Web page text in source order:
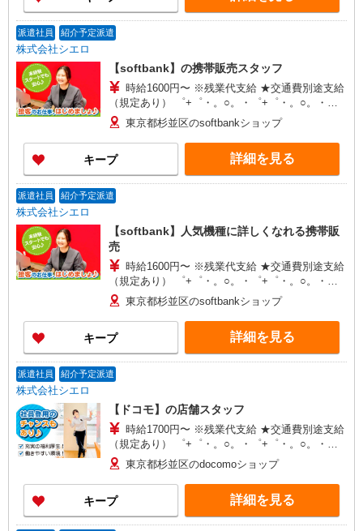
派遣社員 紹介予定派遣
株式会社シエロ
【softbank】の携帯販売スタッフ
時給1600円〜 ※残業代支給 ★交通費別途支給
（規定あり） ゜+゜・。○。・゜+゜・。○。・゜
+゜ 入社祝い金10万円支給(規定有) お友達を紹介
頂くと, インセンティブ支給(規定有) ★月2回払
い・週払い可能（規程有）★ ゜・。○。・゜
+゜・。○。・゜+゜
東京都杉並区のsoftbankショップ
キープ 詳細を見る
派遣社員 紹介予定派遣
株式会社シエロ
【softbank】人気機種に詳しくなれる携帯販
売
時給1600円〜 ※残業代支給 ★交通費別途支給
（規定あり） ゜+゜・。○。・゜+゜・。○。・゜
+゜ 入社祝い金10万円支給(規定有) お友達を紹介
頂くと, インセンティブ支給(規定有) ★月2回払
い・週払い可能（規程有）★ ゜・。○。・゜
+゜・。○。・゜+゜
東京都杉並区のsoftbankショップ
キープ 詳細を見る
派遣社員 紹介予定派遣
株式会社シエロ
【ドコモ】の店舗スタッフ
時給1700円〜 ※残業代支給 ★交通費別途支給
（規定あり） ゜+゜・。○。・゜+゜・。○。・゜
+゜ 入社祝い金10万円支給(規定有) お友達を紹介
頂くと, インセンティブ支給(規定有) ★月2回払
い・週払い可能（規程有）★ ゜・。○。・゜
+゜・。○。・゜+゜
東京都杉並区のdocomoショップ
キープ 詳細を見る